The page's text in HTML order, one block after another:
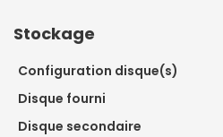
Stockage
Configuration disque(s)
Disque fourni
Disque secondaire